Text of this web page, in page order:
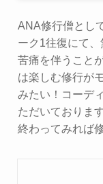
ANA修行僧とし
ーク1往復にて、
苦痛を伴うこと
は楽しむ修行が
みたい！コーデ
ただいておりま
終わってみれば